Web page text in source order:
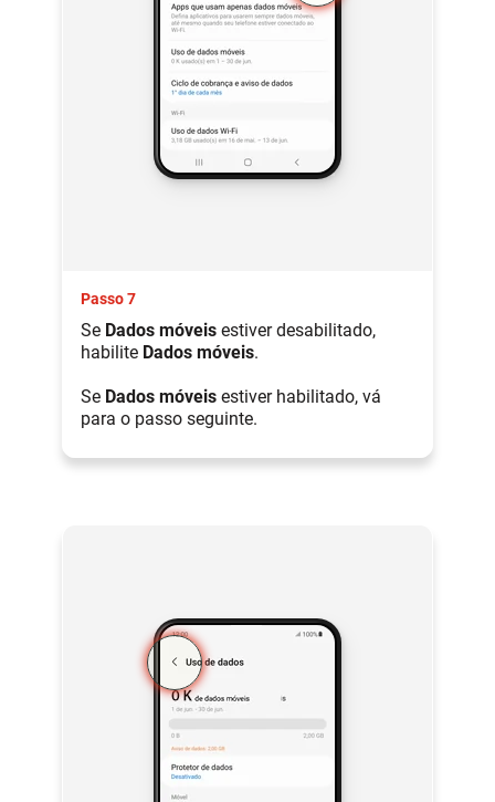
Passo 7
Se Dados móveis estiver desabilitado,
habilite Dados móveis.
Se Dados móveis estiver habilitado, vá
para o passo seguinte.